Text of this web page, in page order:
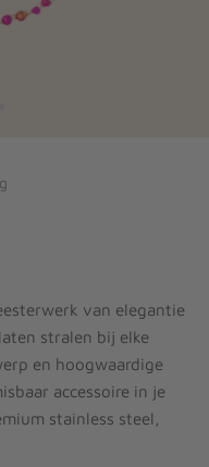
van elegantie
stralen bij elke
en hoogwaardige
accessoire in je
stainless steel,